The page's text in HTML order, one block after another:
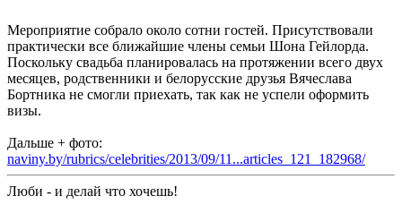
Мероприятие собрало около сотни гостей. Присутствовали
практически все ближайшие члены семьи Шона Гейлорда.
Поскольку свадьба планировалась на протяжении всего двух
месяцев, родственники и белорусские друзья Вячеслава
Бортника не смогли приехать, так как не успели оформить
визы.
Дальше + фото:
naviny.by/rubrics/celebrities/2013/09/11...articles_121_182968/
Люби - и делай что хочешь!